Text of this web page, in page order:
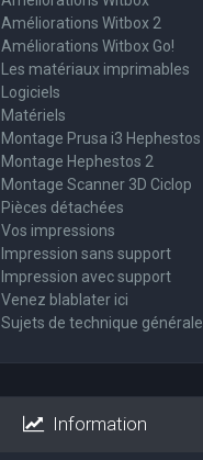
Améliorations Witbox 2
Améliorations Witbox Go!
Les matériaux imprimables
Logiciels
Matériels
Montage Prusa i3 Hephestos
Montage Hephestos 2
Montage Scanner 3D Ciclop
Pièces détachées
Vos impressions
Impression sans support
Impression avec support
Venez blablater ici
Sujets de technique générale
Information